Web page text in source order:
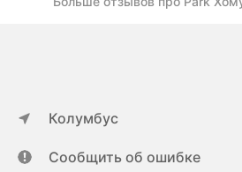
Колумбус
Сообщить об ошибке